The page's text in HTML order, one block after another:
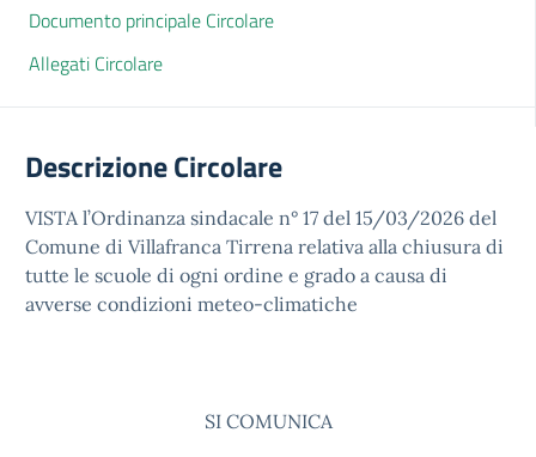
Documento principale Circolare
Allegati Circolare
Descrizione Circolare
VISTA l’Ordinanza sindacale n° 17 del 15/03/2026 del
Comune di Villafranca Tirrena relativa alla chiusura di
tutte le scuole di ogni ordine e grado a causa di
avverse condizioni meteo-climatiche
SI COMUNICA